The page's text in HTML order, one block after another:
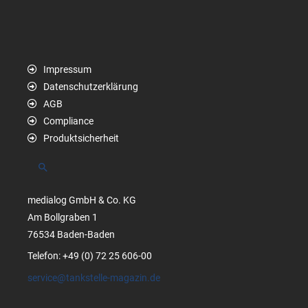
Impressum
Datenschutzerklärung
AGB
Compliance
Produktsicherheit
Suchen
medialog GmbH & Co. KG
Am Bollgraben 1
76534 Baden-Baden
Telefon: +49 (0) 72 25 606-00
service@tankstelle-magazin.de